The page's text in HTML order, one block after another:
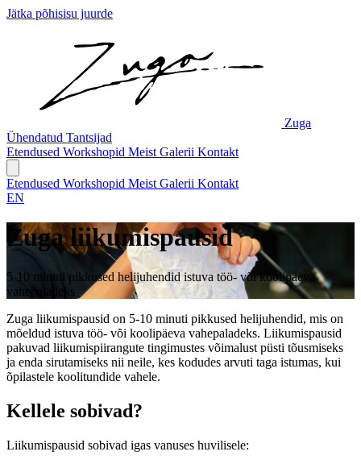
Jätka põhisisu juurde
Zuga
Ühendatud Tantsijad
Etendused Workshopid Meist Galerii Kontakt
Etendused Workshopid Meist Galerii Kontakt
EN
Zuga liikumispausid
5-10 minuti pikkused helijuhendid istuva töö- või koolipäeva
vahepaladeks
Zuga liikumispausid on 5-10 minuti pikkused helijuhendid, mis on
mõeldud istuva töö- või koolipäeva vahepaladeks. Liikumispausid
pakuvad liikumispiirangute tingimustes võimalust püsti tõusmiseks
ja enda sirutamiseks nii neile, kes kodudes arvuti taga istumas, kui
õpilastele koolitundide vahele.
Kellele sobivad?
Liikumispausid sobivad igas vanuses huvilisele: